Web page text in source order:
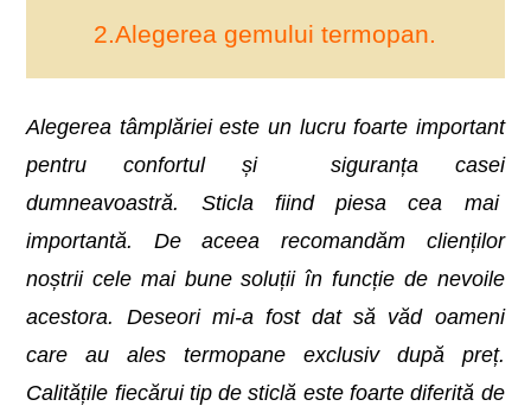
2.Alegerea gemului termopan.
Alegerea tâmplăriei este un lucru foarte important
pentru confortul și siguranța casei
dumneavoastră. Sticla fiind piesa cea mai
importantă. De aceea recomandăm clienților
noștrii cele mai bune soluții în funcție de nevoile
acestora. Deseori mi-a fost dat să văd oameni
care au ales termopane exclusiv după preț.
Calitățile fiecărui tip de sticlă este foarte diferită de